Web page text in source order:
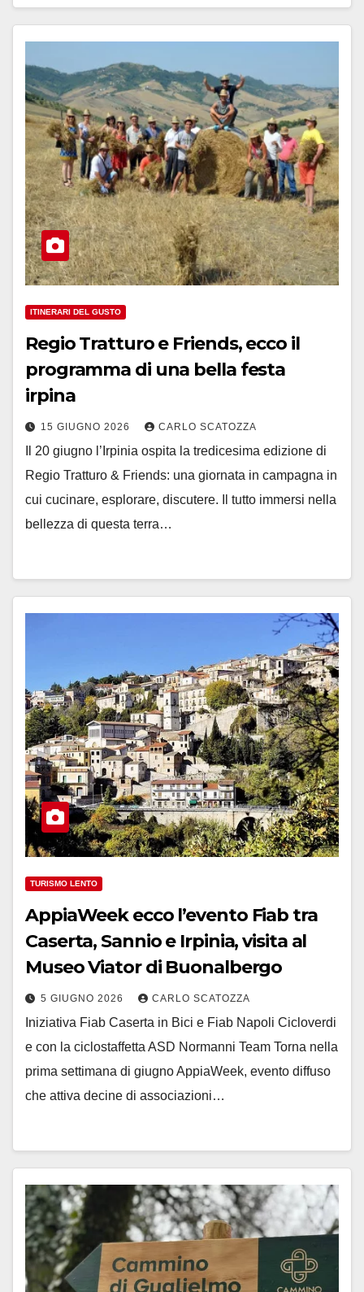
ITINERARI DEL GUSTO
Regio Tratturo e Friends, ecco il
programma di una bella festa
irpina
15 GIUGNO 2026 CARLO SCATOZZA
Il 20 giugno l’Irpinia ospita la tredicesima edizione di
Regio Tratturo & Friends: una giornata in campagna in
cui cucinare, esplorare, discutere. Il tutto immersi nella
bellezza di questa terra…
TURISMO LENTO
AppiaWeek ecco l’evento Fiab tra
Caserta, Sannio e Irpinia, visita al
Museo Viator di Buonalbergo
5 GIUGNO 2026 CARLO SCATOZZA
Iniziativa Fiab Caserta in Bici e Fiab Napoli Cicloverdi
e con la ciclostaffetta ASD Normanni Team Torna nella
prima settimana di giugno AppiaWeek, evento diffuso
che attiva decine di associazioni…